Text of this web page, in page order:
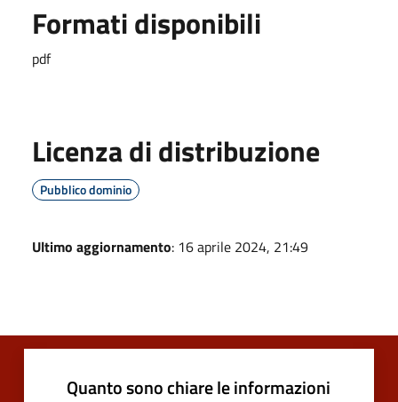
Formati disponibili
pdf
Licenza di distribuzione
Pubblico dominio
Ultimo aggiornamento: 16 aprile 2024, 21:49
Quanto sono chiare le informazioni